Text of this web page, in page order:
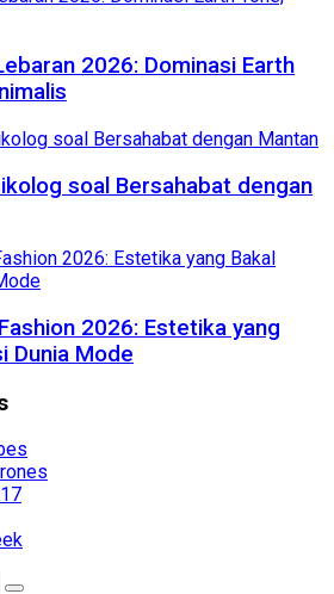
2026: Dominasi Earth
soal Bersahabat dengan
2026: Estetika yang
Dunia Mode